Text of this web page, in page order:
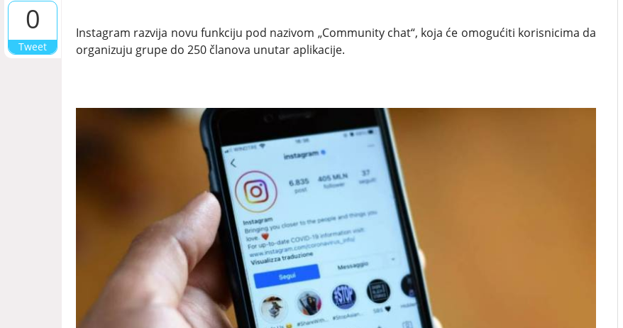
0
Tweet
Instagram razvija novu funkciju pod nazivom „Community chat“, koja će omogućiti korisnicima da
organizuju grupe do 250 članova unutar aplikacije.